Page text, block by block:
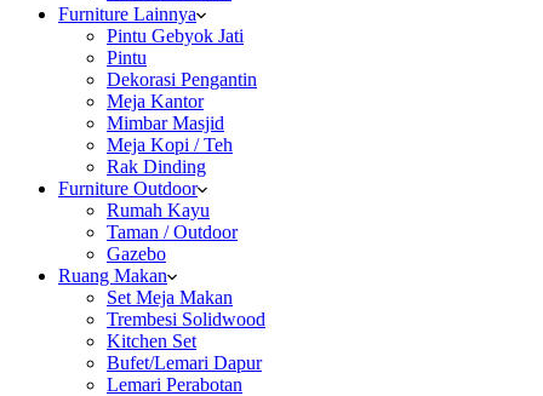
Furniture Lainnya
Pintu Gebyok Jati
Pintu
Dekorasi Pengantin
Meja Kantor
Mimbar Masjid
Meja Kopi / Teh
Rak Dinding
Furniture Outdoor
Rumah Kayu
Taman / Outdoor
Gazebo
Ruang Makan
Set Meja Makan
Trembesi Solidwood
Kitchen Set
Bufet/Lemari Dapur
Lemari Perabotan